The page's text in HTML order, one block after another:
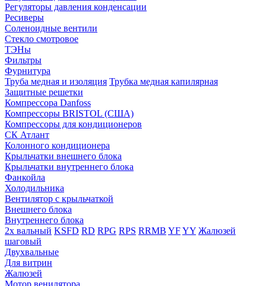
Регуляторы давления конденсации
Ресиверы
Соленоидные вентили
Стекло смотровое
ТЭНы
Фильтры
Фурнитура
Труба медная и изоляция Трубка медная капилярная
Защитные решетки
Компрессора Danfoss
Компрессоры BRISTOL (США)
Компрессоры для кондиционеров
СК Атлант
Колонного кондиционера
Крыльчатки внешнего блока
Крыльчатки внутреннего блока
Фанкойла
Холодильника
Вентилятор с крыльчаткой
Внешнего блока
Внутреннего блока
2х вальный KSFD RD RPG RPS RRMB YFYY Жалюзей
шаговый
Двухвальные
Для витрин
Жалюзей
Мотор венилятора